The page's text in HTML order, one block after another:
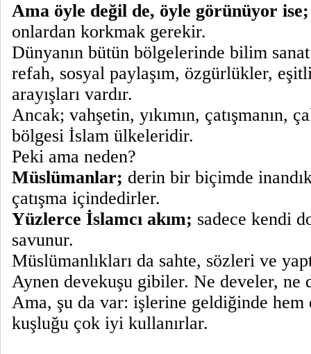
Ama öyle değil de, öyle görünüyor ise;
onlardan korkmak gerekir.
Dünyanın bütün bölgelerinde bilim
refah, sosyal paylaşım, özgürlükler,
arayışları vardır.
Ancak; vahşetin, yıkımın, çatışmanın,
bölgesi İslam ülkeleridir.
Peki ama neden?
Müslümanlar; derin bir biçimde
çatışma içindedirler.
Yüzlerce İslamcı akım; sadece kendi
savunur.
Müslümanlıkları da sahte, sözleri ve
Aynen devekuşu gibiler. Ne develer, ne
Ama, şu da var: işlerine geldiğinde hem
kuşluğu çok iyi kullanırlar.